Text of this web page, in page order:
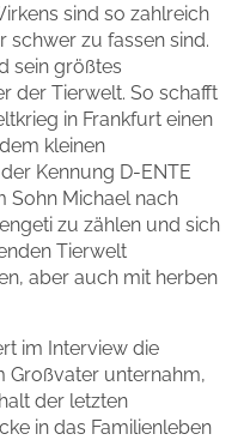
sind so zahlreich
schwer zu fassen sind.
sein größtes
der Tierwelt. So schafft
in Frankfurt einen
kleinen
Kennung D-ENTE
Sohn Michael nach
zu zählen und sich
Tierwelt
aber auch mit herben
im Interview die
Großvater unternahm,
der letzten
in das Familienleben